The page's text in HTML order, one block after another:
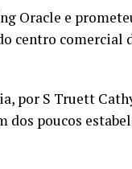
Oracle e
centro comercial
por S Truett
poucos